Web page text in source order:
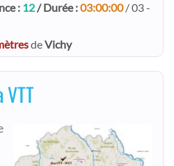
: 12/ Durée :03:00:00/ 03 -
deVichy
VTT